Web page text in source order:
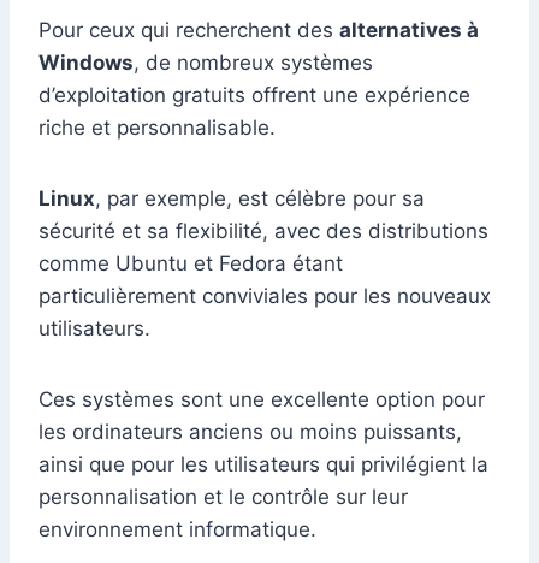
Pour ceux qui recherchent des alternatives à
Windows, de nombreux systèmes
d’exploitation gratuits offrent une expérience
riche et personnalisable.
Linux, par exemple, est célèbre pour sa
sécurité et sa flexibilité, avec des distributions
comme Ubuntu et Fedora étant
particulièrement conviviales pour les nouveaux
utilisateurs.
Ces systèmes sont une excellente option pour
les ordinateurs anciens ou moins puissants,
ainsi que pour les utilisateurs qui privilégient la
personnalisation et le contrôle sur leur
environnement informatique.